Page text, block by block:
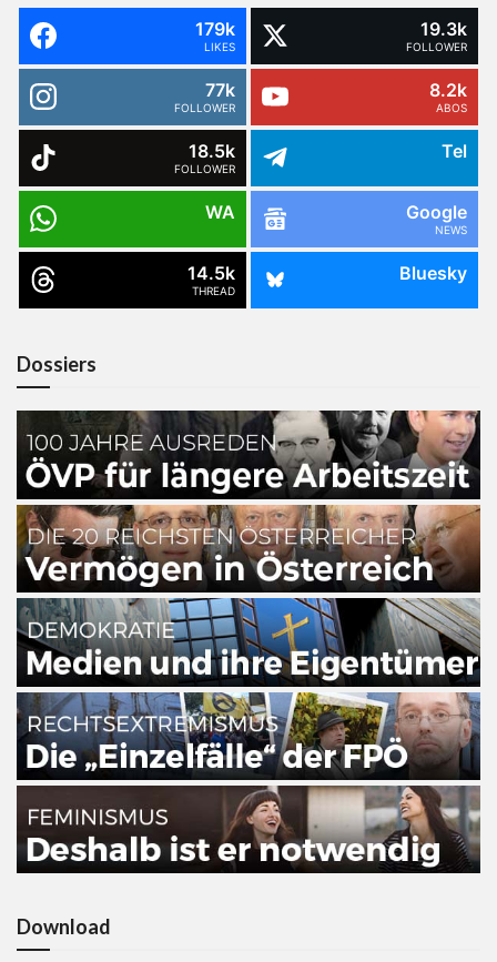
179k
LIKES
19.3k
FOLLOWER
77k
FOLLOWER
8.2k
ABOS
18.5k
FOLLOWER
Tel
WA Google
NEWS
14.5k
THREAD
Bluesky
Dossiers
Download